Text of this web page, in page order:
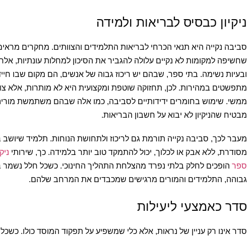
ניקיון כבסיס לבריאות ולמידה
סביבה נקייה היא תנאי הכרחי לבריאות התלמידים והצוותים. מחקרים
שחשיפה למקומות לא נקיים עלולה להגביר את הסיכון למחלות עונתיות,
ובעיות נשימה. בתי ספר, שבהם יש ריכוז גבוה של אנשים, הם מקום שבו
מתפשטים במהירות. לכן, תחזוקה שוטפת ומקצועית היא לא מותרות, אלא
ממשי. שימוש בחומרים ידידותיים לסביבה, כמו אלה שבהם משתמשת מוריה
מבטיח שהניקיון לא יבוא על חשבון הבריאות.
מעבר לכך, סביבה נקייה תורמת גם לריכוז ולתחושת הנוחות. תלמיד שיושב
מסודרת, ללא אבק או לכלוך, יכול להתמקד טוב יותר בלמידה. כך, שירותי
ספר הופכים לחלק בלתי נפרד מהצלחת התהליך החינוכי. כשכל חלל
גבוהה, התלמידים והמורים מרגישים שמכבדים את המרחב שלהם.
סדר כאמצעי ליעילות
סדר אינו רק עניין של נראות, אלא כלי שמשפיע על תפקוד המוסד כולו.